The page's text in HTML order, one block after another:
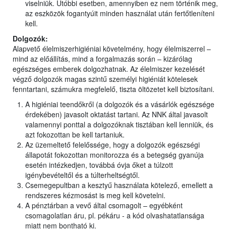
viselniük. Utóbbi esetben, amennyiben ez nem történik meg,
az eszközök fogantyúit minden használat után fertőtleníteni
kell.
Dolgozók:
Alapvető élelmiszerhigiéniai követelmény, hogy élelmiszerrel –
mind az előállítás, mind a forgalmazás során – kizárólag
egészséges emberek dolgozhatnak. Az élelmiszer kezelését
végző dolgozók magas szintű személyi higiéniát kötelesek
fenntartani, számukra megfelelő, tiszta öltözetet kell biztosítani.
A higiéniai teendőkről (a dolgozók és a vásárlók egészsége
érdekében) javasolt oktatást tartani. Az NNK által javasolt
valamennyi ponttal a dolgozóknak tisztában kell lenniük, és
azt fokozottan be kell tartaniuk.
Az üzemeltető felelőssége, hogy a dolgozók egészségi
állapotát fokozottan monitorozza és a betegség gyanúja
esetén intézkedjen, továbbá óvja őket a túlzott
igénybevételtől és a túlterheltségtől.
Csemegepultban a kesztyű használata kötelező, emellett a
rendszeres kézmosást is meg kell követelni.
A pénztárban a vevő által csomagolt – egyébként
csomagolatlan áru, pl. pékáru - a kód olvashatatlansága
miatt nem bontható ki.